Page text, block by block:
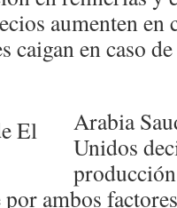
aumenten en
caigan en caso
Arabia
Unidos
ambos